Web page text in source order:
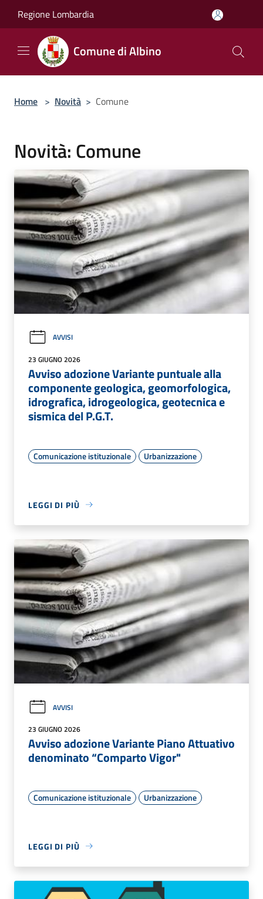
Regione Lombardia
Comune di Albino
Home > Novità > Comune
Novità: Comune
AVVISI
23 GIUGNO 2026
Avviso adozione Variante puntuale alla
componente geologica, geomorfologica,
idrografica, idrogeologica, geotecnica e
sismica del P.G.T.
Comunicazione istituzionale Urbanizzazione
LEGGI DI PIÙ
AVVISI
23 GIUGNO 2026
Avviso adozione Variante Piano Attuativo
denominato “Comparto Vigor"
Comunicazione istituzionale Urbanizzazione
LEGGI DI PIÙ